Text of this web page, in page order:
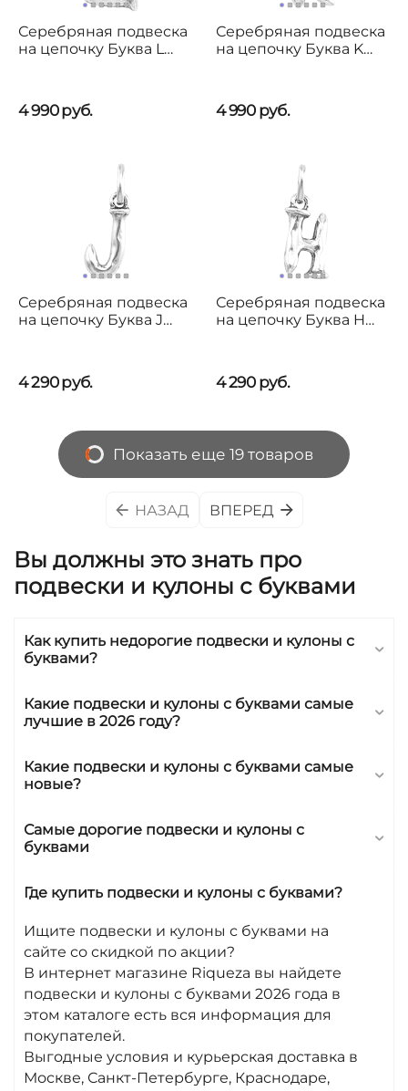
Вы должны это знать про
подвески и кулоны с буквами
Как купить недорогие подвески и кулоны с
буквами?
Какие подвески и кулоны с буквами самые
лучшие в 2026 году?
Какие подвески и кулоны с буквами самые
новые?
Самые дорогие подвески и кулоны с
буквами
Где купить подвески и кулоны с буквами?
Ищите подвески и кулоны с буквами на
сайте со скидкой по акции?
В интернет магазине Riqueza вы найдете
подвески и кулоны с буквами 2026 года в
этом каталоге есть вся информация для
покупателей.
Выгодные условия и курьерская доставка в
Москве, Санкт-Петербурге, Краснодаре,
Серебряная подвеска
на цепочку Буква L
4 990руб.
Серебряная подвеска
на цепочку Буква K
4 990 руб.
Серебряная подвеска
на цепочку Буква J
4 290руб.
Серебряная подвеска
на цепочку Буква H
4 290 руб.
Показать еще 19 товаров
НАЗАД ВПЕРЕД